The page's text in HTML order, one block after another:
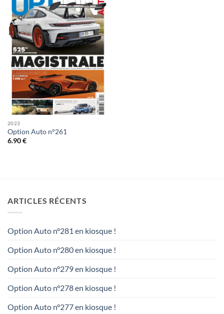
2023
Option Auto n°261
6.90€
ARTICLES RÉCENTS
Option Auto n°281 en kiosque !
Option Auto n°280 en kiosque !
Option Auto n°279 en kiosque !
Option Auto n°278 en kiosque !
Option Auto n°277 en kiosque !